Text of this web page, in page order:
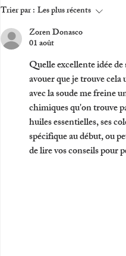
Coffret Cadeau Shooting
Couple, Famille & Bébé
dans toute la France
Trier par : Les plus récents
Zoren Donasco
01 août
Quelle excellente idée
avouer que je trouve
avec la soude me freine
chimiques qu'on trouve
huiles essentielles, ses
spécifique au début, ou
de lire vos conseils pour